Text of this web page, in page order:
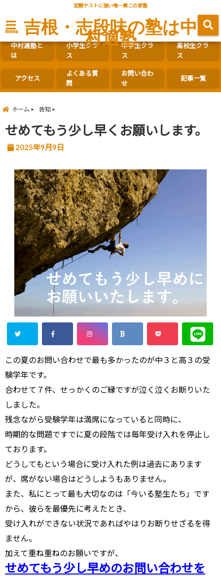
定期テストに強い唯一無二の家塾
menu 吉根・志段味の塾は中
村適塾
中村適塾と
は
小学生クラ
ス
中学生クラ
ス
高校生クラ
ス
アクセス
よくある質
問
お問い合わ
せ
記事一覧
ホーム 告知
せめてもう少し早くお願いします。
2025年9月9日
この夏のお問い合わせで最も多かったのが中３と高３の受
験学年です。
合わせて７件、せっかくのご縁ですが泣く泣くお断りいた
しました。
残念ながら受験学年は満席になっていると同時に、
時期的な問題ですでに夏の段階では毎年受け入れを停止し
ております。
どうしてもという場合に受け入れた例は過去にあります
が、席がない場合はどうしようもありません。
また、私にとって最も大切なのは「今いる塾生たち」です
から、彼らを最優先に考えたとき、
受け入れができない状況であればやはりお断りせざるを得
ません。
加えて重ね重ねのお願いですが、
せめてもう少し早めのお問い合わせを